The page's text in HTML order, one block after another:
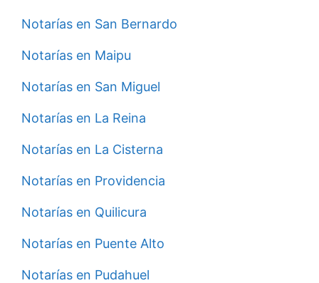
Notarías en San Bernardo
Notarías en Maipu
Notarías en San Miguel
Notarías en La Reina
Notarías en La Cisterna
Notarías en Providencia
Notarías en Quilicura
Notarías en Puente Alto
Notarías en Pudahuel